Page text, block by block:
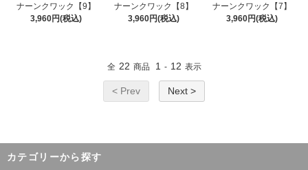
ナーンクワック【9】
3,960円(税込)
ナーンクワック【8】
3,960円(税込)
ナーンクワック【7】
3,960円(税込)
全 22 商品 1 - 12 表示
< Prev Next >
カテゴリーから探す